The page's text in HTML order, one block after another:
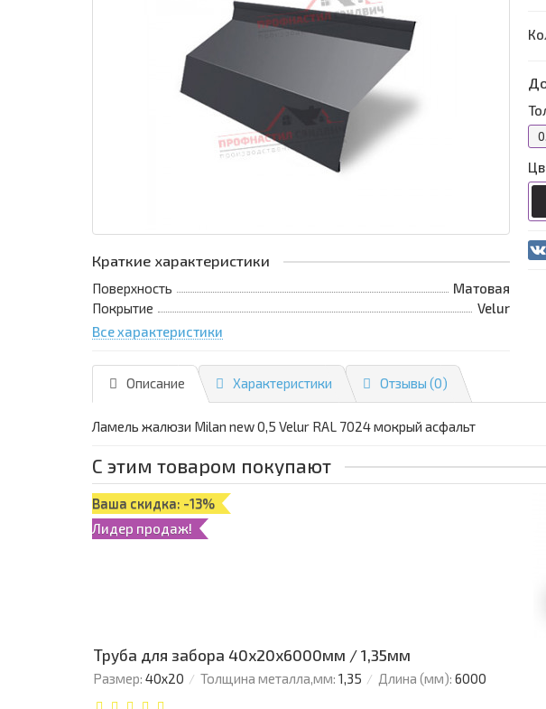
Краткие характеристики
Поверхность
Матовая
Покрытие
Velur
Все характеристики
Описание Характеристики Отзывы (0)
Ламель жалюзи Milan new 0,5 Velur RAL 7024 мокрый асфальт
С этим товаром покупают
Ваша скидка: -13%
Лидер продаж!
Труба для забора 40х20x6000мм / 1,35мм
Размер: 40х20 Толщина металла,мм: 1,35 Длина (мм): 6000